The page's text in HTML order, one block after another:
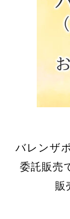
バレンザ
委託販売
販